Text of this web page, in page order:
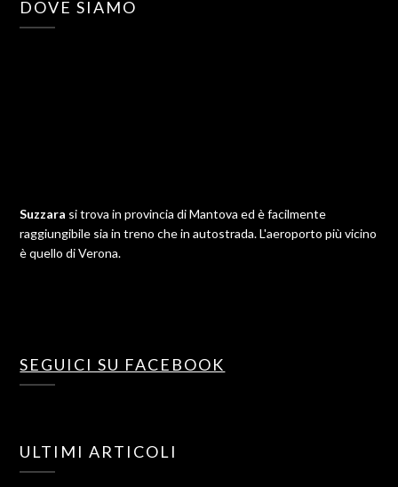
DOVE SIAMO
Suzzara si trova in provincia di Mantova ed è facilmente
raggiungibile sia in treno che in autostrada. L'aeroporto più vicino
è quello di Verona.
SEGUICI SU FACEBOOK
ULTIMI ARTICOLI